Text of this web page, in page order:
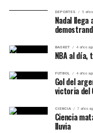
DEPORTES 5
Nadal llega
BASKET 4 años
NBA al día,
FUTBOL 4 años
Gol del
victoria del
CIENCIA 7 años
Ciencia
lluvia